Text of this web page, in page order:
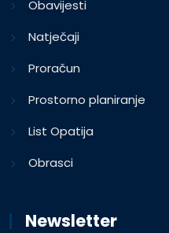
Obavijesti
Natječaji
Proračun
Prostorno planiranje
List Opatija
Obrasci
Newsletter